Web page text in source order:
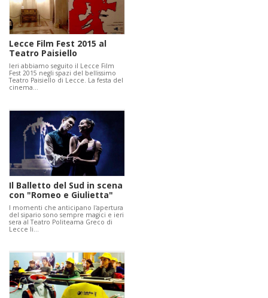
Lecce Film Fest 2015 al
Teatro Paisiello
Ieri abbiamo seguito il Lecce Film
Fest 2015 negli spazi del bellissimo
Teatro Paisiello di Lecce. La festa del
cinema…
Il Balletto del Sud in scena
con "Romeo e Giulietta"
I momenti che anticipano l'apertura
del sipario sono sempre magici e ieri
sera al Teatro Politeama Greco di
Lecce li…